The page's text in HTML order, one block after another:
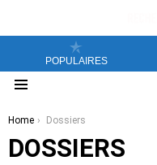
POPULAIRES
You are here:
Home Dossiers
DOSSIERS